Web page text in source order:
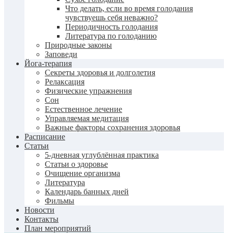
Что делать, если во время голодания
чувствуешь себя неважно?
Периодичность голодания
Литература по голоданию
Природные законы
Заповеди
Йога-терапия
Секреты здоровья и долголетия
Релаксация
Физические упражнения
Сон
Естественное лечение
Управляемая медитация
Важные факторы сохранения здоровья
Расписание
Статьи
5-дневная углублённая практика
Статьи о здоровье
Очищение организма
Литература
Календарь банных дней
Фильмы
Новости
Контакты
План мероприятий